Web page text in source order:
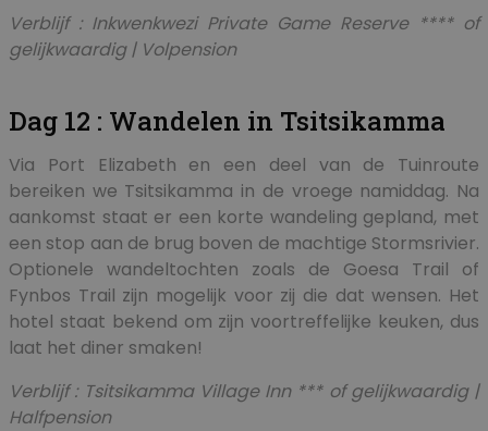
Verblijf : Inkwenkwezi Private Game Reserve **** of
gelijkwaardig | Volpension
Dag 12 : Wandelen in Tsitsikamma
Via Port Elizabeth en een deel van de Tuinroute
bereiken we Tsitsikamma in de vroege namiddag. Na
aankomst staat er een korte wandeling gepland, met
een stop aan de brug boven de machtige Stormsrivier.
Optionele wandeltochten zoals de Goesa Trail of
Fynbos Trail zijn mogelijk voor zij die dat wensen. Het
hotel staat bekend om zijn voortreffelijke keuken, dus
laat het diner smaken!
Verblijf : Tsitsikamma Village Inn *** of gelijkwaardig |
Halfpension